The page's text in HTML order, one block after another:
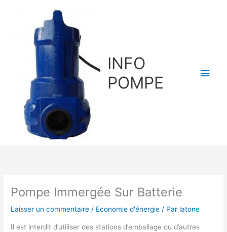
INFO
POMPE
Pompe Immergée Sur Batterie
Laisser un commentaire / Economie d'énergie / Par latone
Il est interdit d’utiliser des stations d’emballage ou d’autres